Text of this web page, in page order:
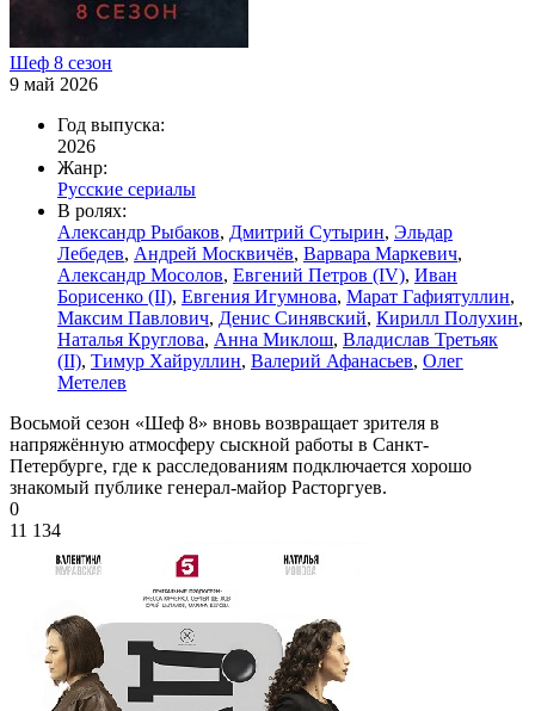
Шеф 8 сезон
9 май 2026
Год выпуска:
2026
Жанр:
Русские сериалы
В ролях:
Александр Рыбаков, Дмитрий Сутырин, Эльдар
Лебедев, Андрей Москвичёв, Варвара Маркевич,
Александр Мосолов, Евгений Петров (IV), Иван
Борисенко (II), Евгения Игумнова, Марат Гафиятуллин,
Максим Павлович, Денис Синявский, Кирилл Полухин,
Наталья Круглова, Анна Миклош, Владислав Третьяк
(II), Тимур Хайруллин, Валерий Афанасьев, Олег
Метелев
Восьмой сезон «Шеф 8» вновь возвращает зрителя в
напряжённую атмосферу сыскной работы в Санкт-
Петербурге, где к расследованиям подключается хорошо
знакомый публике генерал-майор Расторгуев.
0
11 134